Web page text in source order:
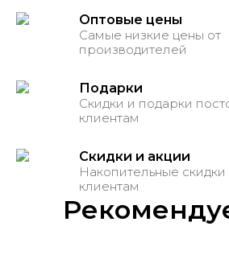
Оптовые цены
Самые низкие цены от
производителей
Подарки
Скидки и подарки
клиентам
Скидки и акции
Накопительные
клиентам